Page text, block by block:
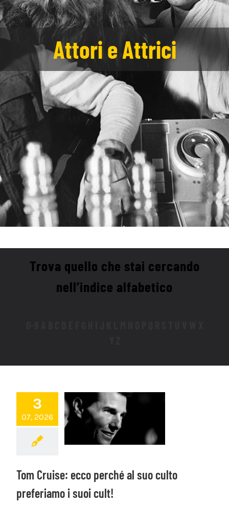
Attori e Attrici
Trova quello che stai cercando
nell’indice alfabetico
3
07, 2026
Tom Cruise: ecco perché al suo culto
preferiamo i suoi cult!